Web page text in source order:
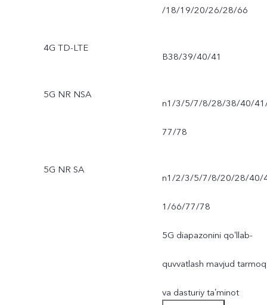
/18/19/20/26/28/66
4G TD-LTE
B38/39/40/41
5G NR NSA
n1/3/5/7/8/28/38/40/
77/78
5G NR SA
n1/2/3/5/7/8/20/28/40/
1/66/77/78
5G diapazonini qoʻllab-
quvvatlash mavjud tarmoq
va dasturiy taʼminot